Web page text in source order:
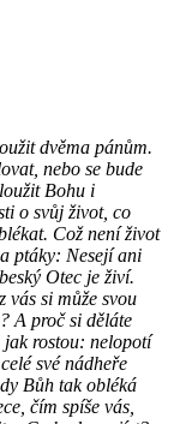
dvěma pánům.
nebo se bude
Bohu i
o svůj život, co
Což není život
ptáky: Nesejí ani
Otec je živí.
vás si může svou
A proč si děláte
rostou: nelopotí
své nádheře
Bůh tak obléká
čím spíše vás,